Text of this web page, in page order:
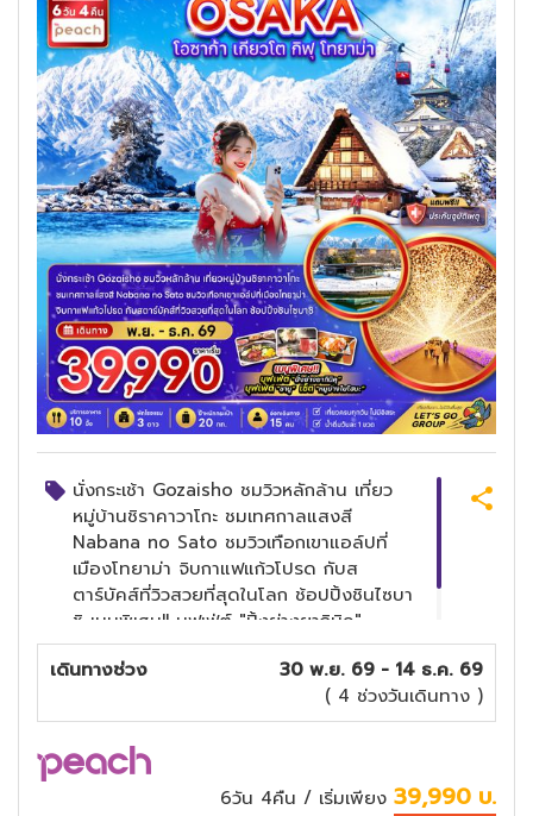
นั่งกระเช้า Gozaisho ชมวิวหลักล้าน เที่ยว
หมู่บ้านชิราคาวาโกะ ชมเทศกาลแสงสี
Nabana no Sato ชมวิวเทือกเขาแอล์ปที่
เมืองโทยาม่า จิบกาแฟแก้วโปรด กับส
ตาร์บัคส์ที่วิวสวยที่สุดในโลก ช้อปปิ้งชินไซบา
ชิ เมนูพิเศษ!! บุฟเฟ่ต์ "ปิ้งย่างยากินิคุ"
บุฟเฟ่ต์ "ชาบู" เซ็ต "หมูย่างใบโฮบะ"
เดินทางช่วง
30 พ.ย. 69 - 14 ธ.ค. 69
( 4 ช่วงวันเดินทาง )
6วัน 4คืน / เริ่มเพียง 39,990 บ.